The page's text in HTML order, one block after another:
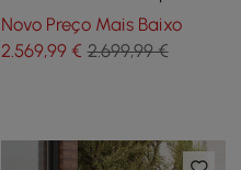
Exterior com Estrutura de
Teca e Alumínio, Cinza
Novo Preço Mais Baixo
2.569,99€ 2.699,99 €